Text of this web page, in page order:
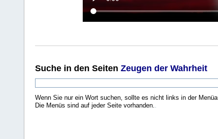
Suche in den Seiten Zeugen der Wahrheit
Wenn Sie nur ein Wort suchen, sollte es nicht links in der
Die Menüs sind auf jeder Seite vorhanden.